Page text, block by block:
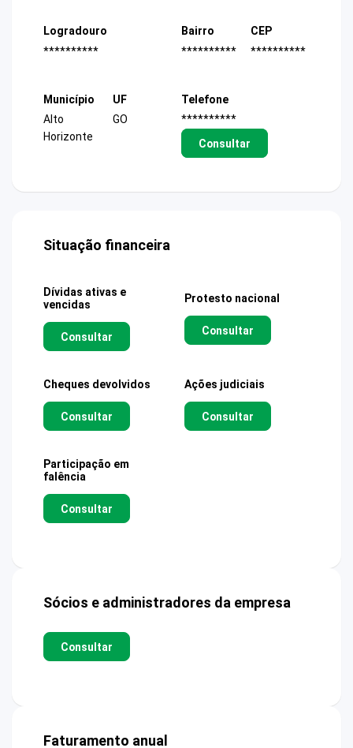
Logradouro
**********
Bairro
**********
CEP
**********
Município
Alto
Horizonte
UF
GO
Telefone
**********
Consultar
Situação financeira
Dívidas ativas e
vencidas
Consultar
Protesto nacional
Consultar
Cheques devolvidos
Consultar
Ações judiciais
Consultar
Participação em
falência
Consultar
Sócios e administradores da empresa
Consultar
Faturamento anual